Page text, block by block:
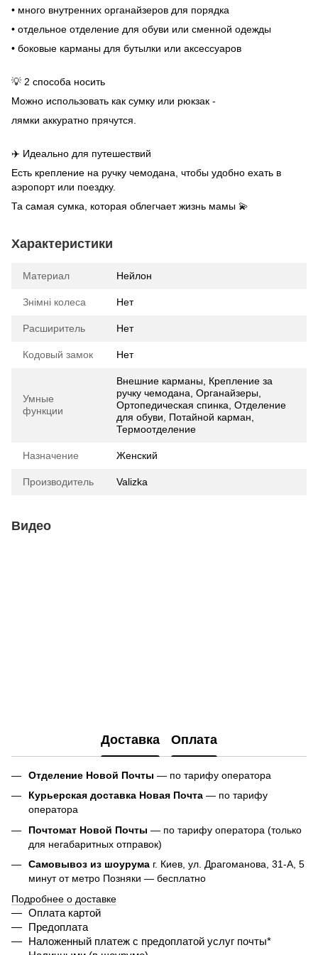
• много внутренних органайзеров для порядка
• отдельное отделение для обуви или сменной одежды
• боковые карманы для бутылки или аксессуаров
💡 2 способа носить
Можно использовать как сумку или рюкзак -
лямки аккуратно прячутся.
✈️ Идеально для путешествий
Есть крепление на ручку чемодана, чтобы удобно ехать в
аэропорт или поездку.
Та самая сумка, которая облегчает жизнь мамы 💫
Характеристики
Материал Нейлон
Знімні колеса Нет
Расширитель Нет
Кодовый замок Нет
Умные
функции
Внешние карманы, Крепление за
ручку чемодана, Органайзеры,
Ортопедическая спинка, Отделение
для обуви, Потайной карман,
Термоотделение
Назначение Женский
Производитель Valizka
Видео
Доставка Оплата
Отделение Новой Почты — по тарифу оператора
Курьерская доставка Новая Почта — по тарифу
оператора
Почтомат Новой Почты — по тарифу оператора (только
для негабаритных отправок)
Самовывоз из шоурума г. Киев, ул. Драгоманова, 31-А, 5
минут от метро Позняки — бесплатно
Подробнее о доставке
Оплата картой
Предоплата
Наложенный платеж с предоплатой услуг почты*